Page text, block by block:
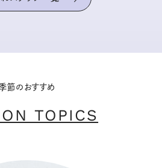
節のおすすめ
TOPICS